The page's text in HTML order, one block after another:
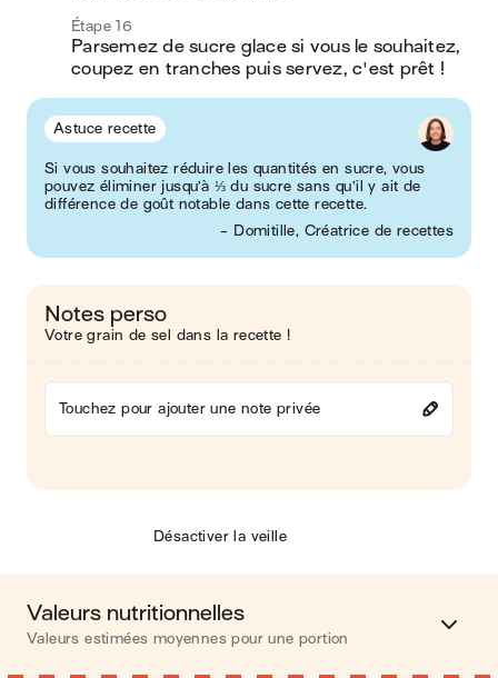
Étape 16
Parsemez de sucre glace si vous le souhaitez,
coupez en tranches puis servez, c'est prêt !
Astuce recette
Si vous souhaitez réduire les quantités en sucre, vous
pouvez éliminer jusqu’à ⅓ du sucre sans qu’il y ait de
différence de goût notable dans cette recette.
- Domitille, Créatrice de recettes
Notes perso
Votre grain de sel dans la recette !
Touchez pour ajouter une note privée
Désactiver la veille
Valeurs nutritionnelles
Valeurs estimées moyennes pour une portion